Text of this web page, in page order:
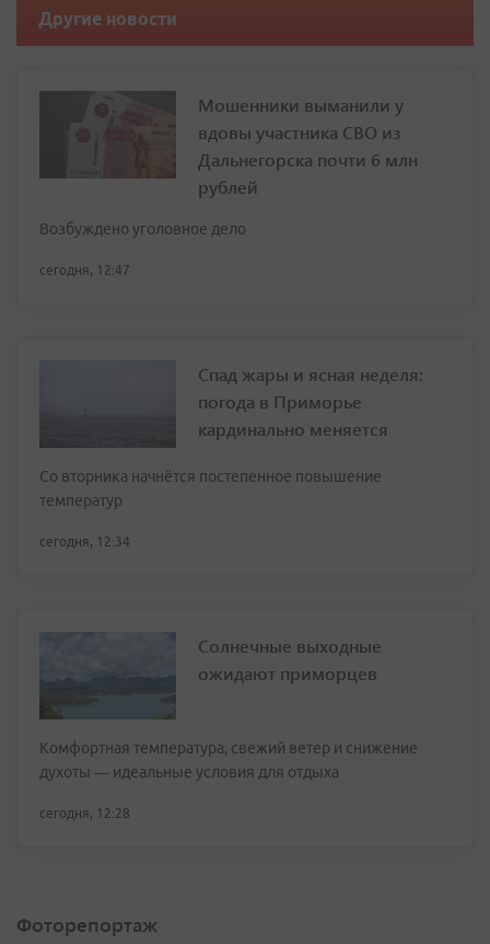
Другие новости
Мошенники выманили у
вдовы участника СВО из
Дальнегорска почти 6 млн
рублей
Возбуждено уголовное дело
сегодня, 12:47
Спад жары и ясная неделя:
погода в Приморье
кардинально меняется
Со вторника начнётся постепенное повышение
температур
сегодня, 12:34
Солнечные выходные
ожидают приморцев
Комфортная температура, свежий ветер и снижение
духоты — идеальные условия для отдыха
сегодня, 12:28
Фоторепортаж